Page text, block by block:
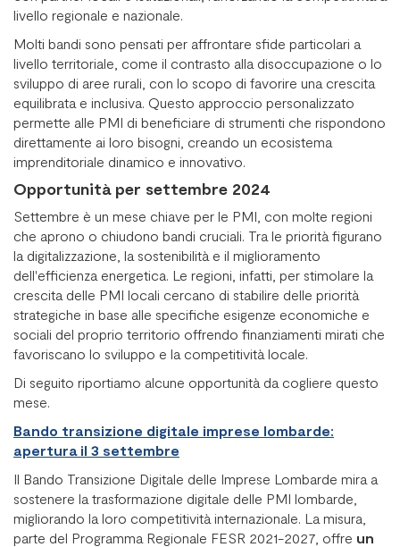
livello regionale e nazionale.
Molti bandi sono pensati per affrontare sfide particolari a
livello territoriale, come il contrasto alla disoccupazione o lo
sviluppo di aree rurali, con lo scopo di favorire una crescita
equilibrata e inclusiva. Questo approccio personalizzato
permette alle PMI di beneficiare di strumenti che rispondono
direttamente ai loro bisogni, creando un ecosistema
imprenditoriale dinamico e innovativo.
Opportunità per settembre 2024
Settembre è un mese chiave per le PMI, con molte regioni
che aprono o chiudono bandi cruciali. Tra le priorità figurano
la digitalizzazione, la sostenibilità e il miglioramento
dell'efficienza energetica. Le regioni, infatti, per stimolare la
crescita delle PMI locali cercano di stabilire delle priorità
strategiche in base alle specifiche esigenze economiche e
sociali del proprio territorio offrendo finanziamenti mirati che
favoriscano lo sviluppo e la competitività locale.
Di seguito riportiamo alcune opportunità da cogliere questo
mese.
Bando transizione digitale imprese lombarde:
apertura il 3 settembre
Il Bando Transizione Digitale delle Imprese Lombarde mira a
sostenere la trasformazione digitale delle PMI lombarde,
migliorando la loro competitività internazionale. La misura,
parte del Programma Regionale FESR 2021-2027, offre un